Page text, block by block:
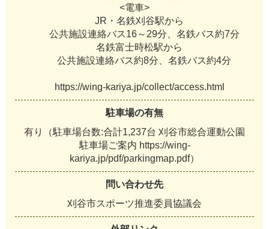
<電車>
JR・名鉄刈谷駅から
公共施設連絡バス16～29分、名鉄バス約7分
名鉄富士時松駅から
公共施設連絡バス約8分、名鉄バス約4分
https://wing-kariya.jp/collect/access.html
駐車場の有無
有り（駐車場台数:合計1,237台 刈谷市総合運動公園
駐車場ご案内 https://wing-
kariya.jp/pdf/parkingmap.pdf）
問い合わせ先
刈谷市スポーツ推進委員協議会